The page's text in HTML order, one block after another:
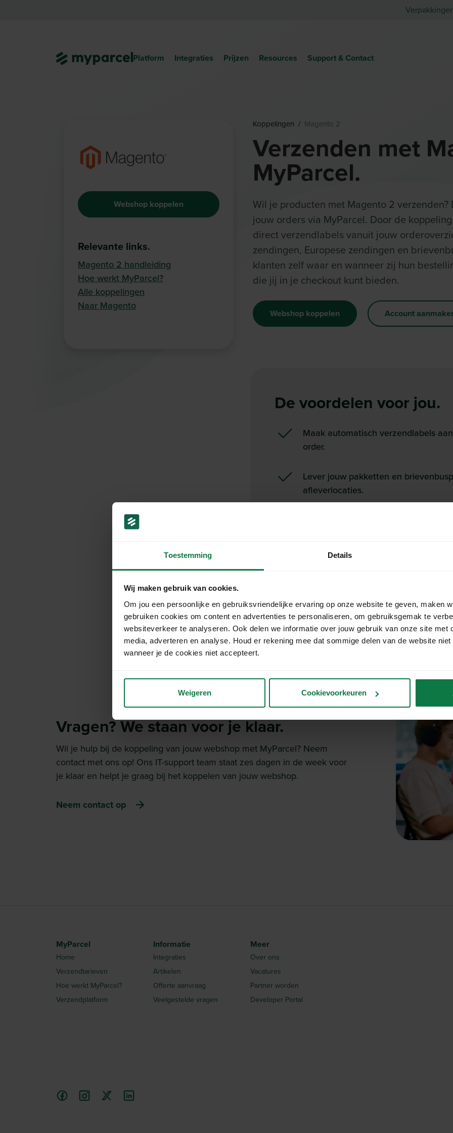
Toestemming Details
Wij maken gebruik van cookies.
Om jou een persoonlijke en gebruiksvriendelijke ervaring op onze website te geven, maken
gebruiken cookies om content en advertenties te personaliseren, om gebruiksgemak te
websiteverkeer te analyseren. Ook delen we informatie over jouw gebruik van onze site met
media, adverteren en analyse. Houd er rekening mee dat sommige delen van de website
wanneer je de cookies niet accepteert.
Weigeren Cookievoorkeuren
Platform Integraties Prijzen Resources Support & Contact
Webshop koppelen
Relevante links.
Magento 2 handleiding
Hoe werkt MyParcel?
Alle koppelingen
Naar Magento
Koppelingen / Magento 2
Verzenden met
MyParcel.
Wil je producten met Magento 2
jouw orders via MyParcel. Door de
direct verzendlabels vanuit jouw
zendingen, Europese zendingen en
klanten zelf waar en wanneer zij hun
die jij in je checkout kunt bieden.
Webshop koppelen Account
De voordelen voor jou.
Maak automatisch verzendlabels
order.
Lever jouw pakketten en
afleverlocaties.
Creëer een Track & Trace mail en -
Houd controle over jouw eigen
Betaal alleen voor wat je
Vragen? We staan voor je klaar.
Wil je hulp bij de koppeling van jouw webshop met MyParcel? Neem
contact met ons op! Ons IT-support team staat zes dagen in de week voor
je klaar en helpt je graag bij het koppelen van jouw webshop.
Neem contact op
MyParcel
Home
Verzendtarieven
Hoe werkt MyParcel?
Verzendplatform
Informatie
Integraties
Artikelen
Offerte aanvraag
Veelgestelde vragen
Meer
Over ons
Vacatures
Partner worden
Developer Portal